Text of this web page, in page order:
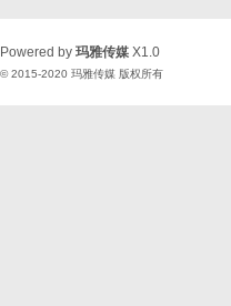
Powered by 玛雅传媒 X1.0
© 2015-2020 玛雅传媒 版权所有